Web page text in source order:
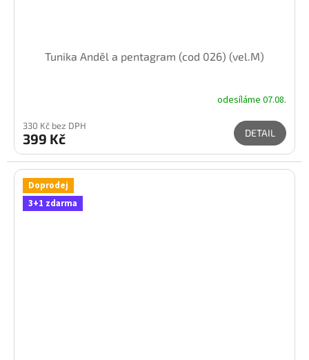
Tunika Anděl a pentagram (cod 026) (vel.M)
odesíláme 07.08.
330 Kč bez DPH
399 Kč DETAIL
Doprodej
3+1 zdarma